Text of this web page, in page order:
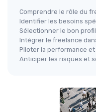
Comprendre le rôle du
Identifier les besoins
Sélectionner le bon
Intégrer le freelance
Piloter la performance
Anticiper les risques et